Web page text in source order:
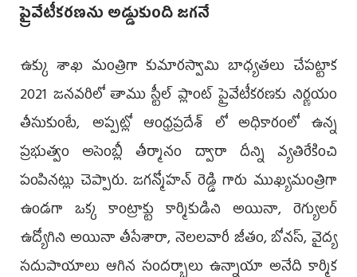
ప్రైవేటీకరణను అడ్డుకుంది జగనే
ఉక్కు శాఖ మంత్రిగా కుమారస్వామి బాధ్యతలు చేపట్టాక
2021 జనవరిలో తాము స్టీల్ ప్లాంట్ ప్రైవేటీకరణకు నిర్ణయం
తీసుకుంటే, అప్పట్లో ఆంధ్రప్రదేశ్ లో అధికారంలో ఉన్న
ప్రభుత్వం అసెంబ్లీ తీర్మానం ద్వారా దీన్ని వ్యతిరేకించి
పంపినట్లు చెప్పారు. జగన్మోహన్ రెడ్డి గారు ముఖ్యమంత్రిగా
ఉండగా ఒక్క కాంట్రాక్టు కార్మికుడిని అయినా, రెగ్యులర్
ఉద్యోగిని అయినా తీసేశారా, నెలలవారీ జీతం, బోనస్, వైద్య
సదుపాయాలు ఆగిన సందర్భాలు ఉన్నాయా అనేది కార్మిక